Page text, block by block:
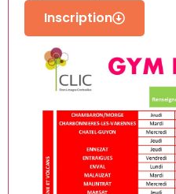
Inscription